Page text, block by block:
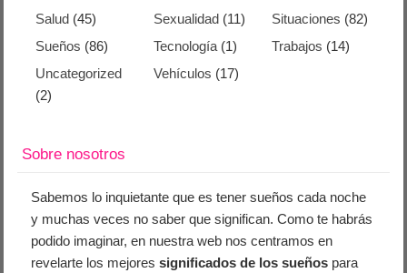
Salud (45) Sexualidad (11) Situaciones (82)
Sueños (86) Tecnología (1) Trabajos (14)
Uncategorized
(2)
Vehículos (17)
Sobre nosotros
Sabemos lo inquietante que es tener sueños cada noche
y muchas veces no saber que significan. Como te habrás
podido imaginar, en nuestra web nos centramos en
revelarte los mejoressignificados de los sueños para